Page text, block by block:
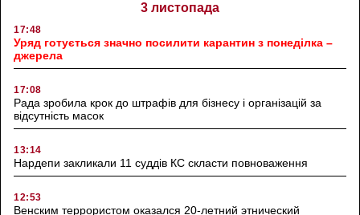
3 листопада
17:48
Уряд готується значно посилити карантин з понеділка –
джерела
17:08
Рада зробила крок до штрафів для бізнесу і організацій за
відсутність масок
13:14
Нардепи закликали 11 суддів КС скласти повноваження
12:53
Венским террористом оказался 20-летний этнический